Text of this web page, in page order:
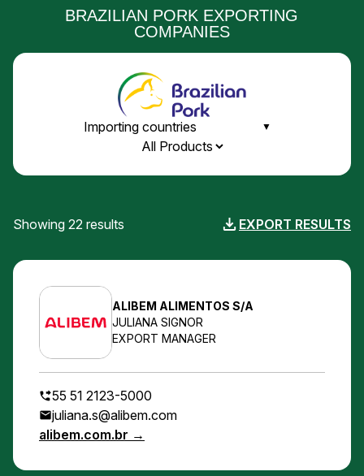
BRAZILIAN PORK EXPORTING
COMPANIES
Showing 22 results EXPORT RESULTS
ALIBEM ALIMENTOS S/A
JULIANA SIGNOR
EXPORT MANAGER
55 51 2123-5000
juliana.s@alibem.com
alibem.com.br →